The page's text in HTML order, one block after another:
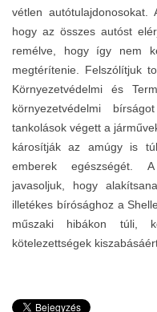
vétlen autótulajdonosokat.
hogy az összes autóst
remélve, hogy így nem
megtérítenie. Felszólítjuk
Környezetvédelmi és
környezetvédelmi
tankolások végett a
károsítják az amúgy is
emberek egészségét. A
javasoljuk, hogy
illetékes bírósághoz a
műszaki hibákon túli,
kötelezettségek